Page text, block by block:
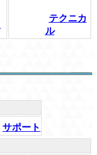
テクニカ
ル
サポート